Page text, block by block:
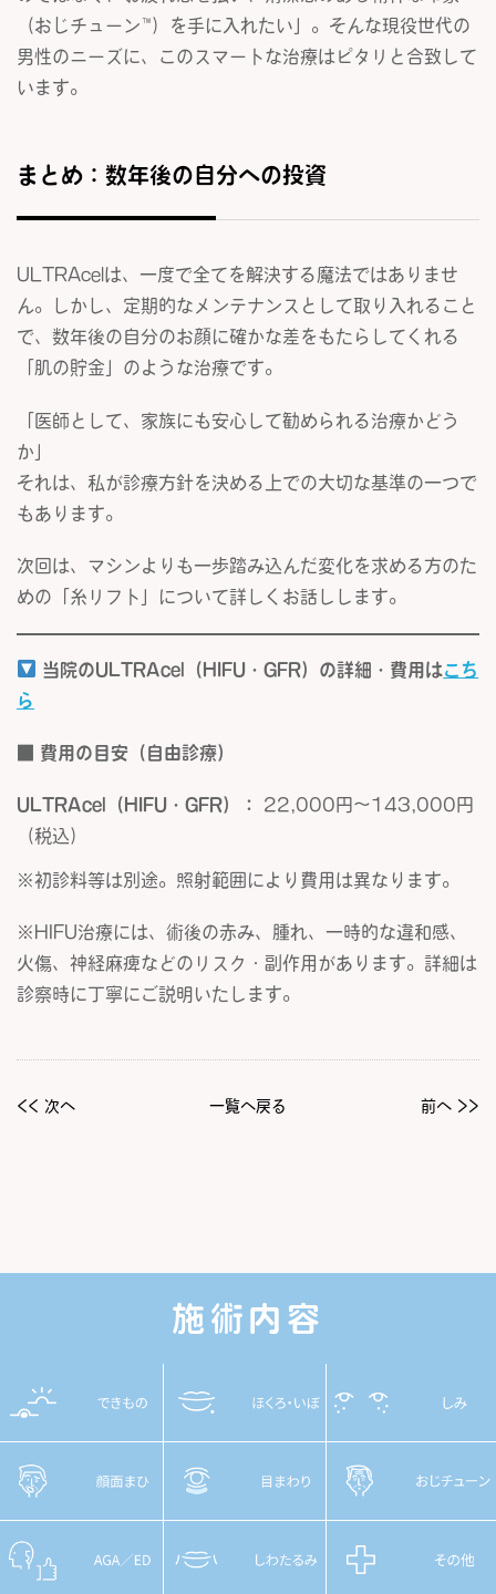
（おじチューン™）を手に入れたい」。そんな現役世代の
男性のニーズに、このスマートな治療はピタリと合致して
います。
まとめ：数年後の自分への投資
ULTRAcelは、一度で全てを解決する魔法ではありませ
ん。しかし、定期的なメンテナンスとして取り入れること
で、数年後の自分のお顔に確かな差をもたらしてくれる
「肌の貯金」のような治療です。
「医師として、家族にも安心して勧められる治療かどう
か」
それは、私が診療方針を決める上での大切な基準の一つで
もあります。
次回は、マシンよりも一歩踏み込んだ変化を求める方のた
めの「糸リフト」について詳しくお話しします。
当院のULTRAcel（HIFU・GFR）の詳細・費用はこち
ら
■ 費用の目安（自由診療）
ULTRAcel （HIFU・GFR）：
22,000円〜143,000円
（税込）
※初診料等は別途。照射範囲により費用は異なります。
※HIFU治療には、術後の赤み、腫れ、一時的な違和感、
火傷、神経麻痺などのリスク・副作用があります。詳細は
診察時に丁寧にご説明いたします。
<< 次へ 一覧へ戻る 前へ >>
施術内容